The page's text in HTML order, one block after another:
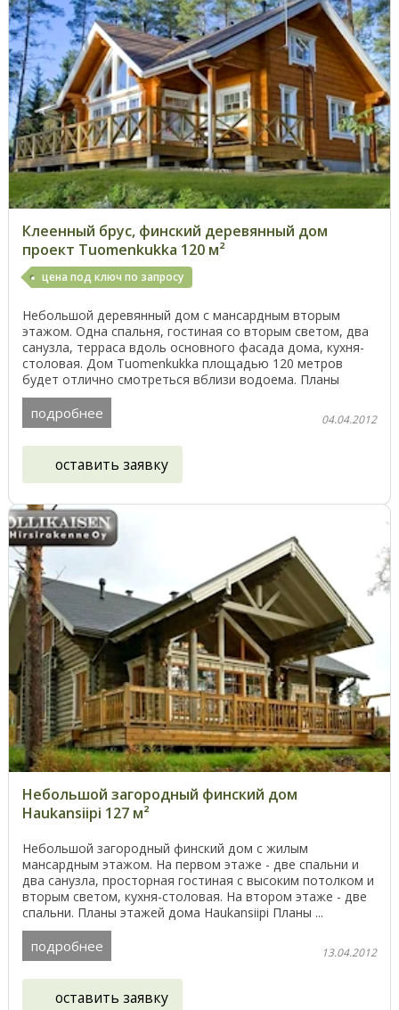
Клеенный брус, финский деревянный дом
проект Tuomenkukka 120 м²
цена под ключ по запросу
Небольшой деревянный дом с мансардным вторым
этажом. Одна спальня, гостиная со вторым светом, два
санузла, терраса вдоль основного фасада дома, кухня-
столовая. Дом Tuomenkukka площадью 120 метров
будет отлично смотреться вблизи водоема. Планы
этажей ...
подробнее 04.04.2012
оставить заявку
Небольшой загородный финский дом
Haukansiipi 127 м²
Небольшой загородный финский дом с жилым
мансардным этажом. На первом этаже - две спальни и
два санузла, просторная гостиная с высоким потолком и
вторым светом, кухня-столовая. На втором этаже - две
спальни. Планы этажей дома Haukansiipi Планы ...
подробнее 13.04.2012
оставить заявку